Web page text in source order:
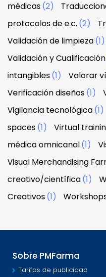
médicas(2)
protocolos de e.c. (2)
Validación de limpieza(1)
Validación y Cualificación
intangibles(1) Valorar
Verificación diseños(1)
Vigilancia tecnológica(1)
spaces(1) Virtual
médica omnicanal(1)
Visual Merchandising
creativo/científica(1)
Creativos(1)
Sobre PMFarma
Tarifas de publicidad